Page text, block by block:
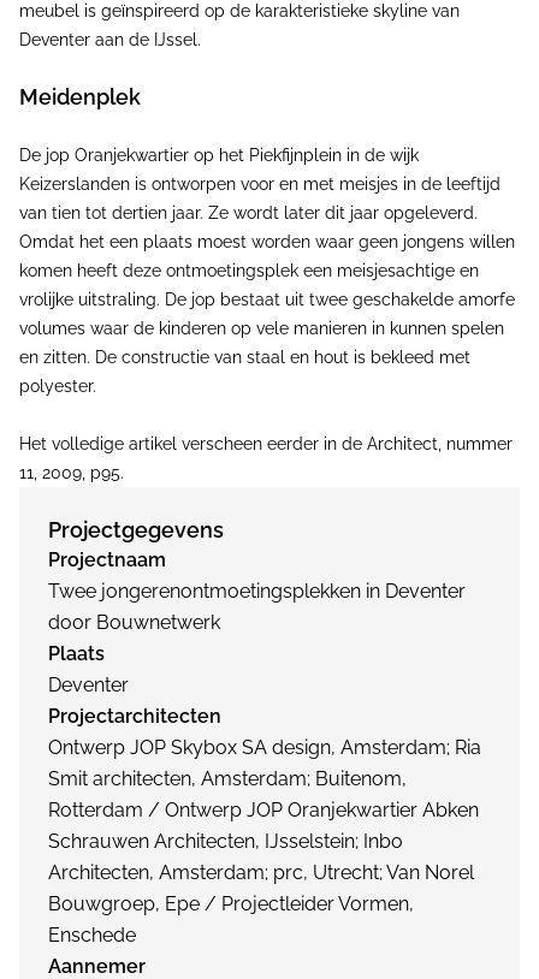
meubel is geïnspireerd op de karakteristieke skyline van
Deventer aan de IJssel.
Meidenplek
De jop Oranjekwartier op het Piekfijnplein in de wijk
Keizerslanden is ontworpen voor en met meisjes in de leeftijd
van tien tot dertien jaar. Ze wordt later dit jaar opgeleverd.
Omdat het een plaats moest worden waar geen jongens willen
komen heeft deze ontmoetingsplek een meisjesachtige en
vrolijke uitstraling. De jop bestaat uit twee geschakelde amorfe
volumes waar de kinderen op vele manieren in kunnen spelen
en zitten. De constructie van staal en hout is bekleed met
polyester.
Het volledige artikel verscheen eerder in de Architect, nummer
11, 2009, p95.
Projectgegevens
Projectnaam
Twee jongerenontmoetingsplekken in Deventer
door Bouwnetwerk
Plaats
Deventer
Projectarchitecten
Ontwerp JOP Skybox SA design, Amsterdam; Ria
Smit architecten, Amsterdam; Buitenom,
Rotterdam / Ontwerp JOP Oranjekwartier Abken
Schrauwen Architecten, IJsselstein; Inbo
Architecten, Amsterdam; prc, Utrecht; Van Norel
Bouwgroep, Epe / Projectleider Vormen,
Enschede
Aannemer